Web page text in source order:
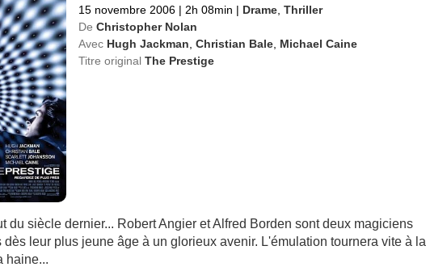
15 novembre 2006 | 2h 08min | Drame, Thriller
De Christopher Nolan
Avec Hugh Jackman Christian Bale, Michael Caine
Titre original The Prestige
du siècle dernier... Robert Angier et Alfred Borden sont deux magiciens
dès leur plus jeune âge à un glorieux avenir. L'émulation tournera vite à la
haine...